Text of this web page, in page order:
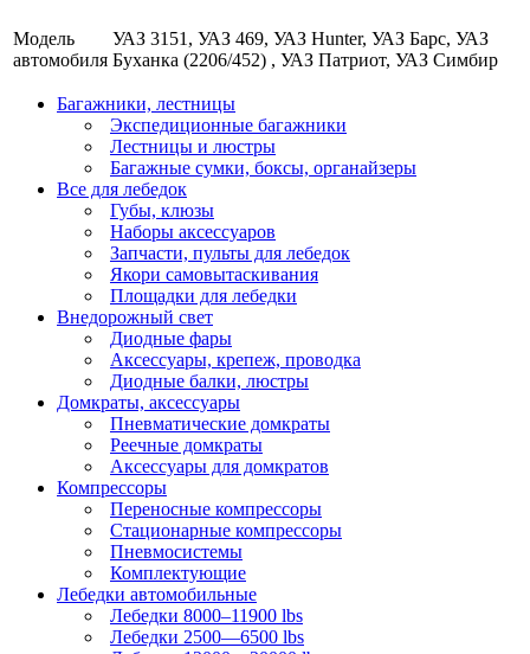
Модель
автомобиля
УАЗ 3151, УАЗ 469, УАЗ Hunter, УАЗ Барс, УАЗ
Буханка (2206/452) , УАЗ Патриот, УАЗ Симбир
Багажники, лестницы
Экспедиционные багажники
Лестницы и люстры
Багажные сумки, боксы, органайзеры
Все для лебедок
Губы, клюзы
Наборы аксессуаров
Запчасти, пульты для лебедок
Якори самовытаскивания
Площадки для лебедки
Внедорожный свет
Диодные фары
Аксессуары, крепеж, проводка
Диодные балки, люстры
Домкраты, аксессуары
Пневматические домкраты
Реечные домкраты
Аксессуары для домкратов
Компрессоры
Переносные компрессоры
Стационарные компрессоры
Пневмосистемы
Комплектующие
Лебедки автомобильные
Лебедки 8000–11900 lbs
Лебедки 2500—6500 lbs